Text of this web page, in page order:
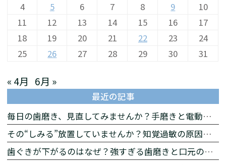
4
5 6 7 8 9
10
11
12 13 14 15 16
17
18
19 20 21 22 23
24
25
26 27 28 29 30 31
« 4月 6月 »
最近の記事
毎日の歯磨き、見直してみませんか？手磨きと電動歯ブラシの違いをわかりやすく解説
その“しみる”放置していませんか？知覚過敏の原因と対策
歯ぐきが下がるのはなぜ？強すぎる歯磨きと口元の印象の関係